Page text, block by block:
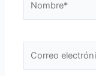
electrónico*